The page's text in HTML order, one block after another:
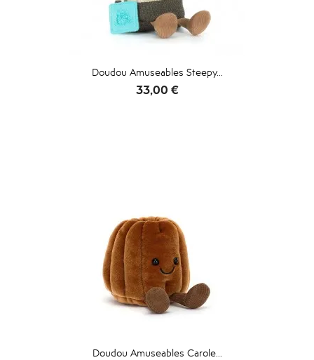
Doudou Amuseables Steepy...
Prix
33,00 €
Doudou Amuseables Carole...